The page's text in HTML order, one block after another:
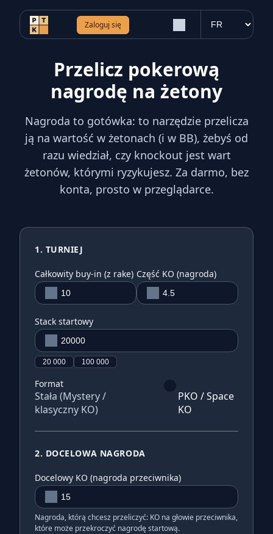
Zaloguj się
Przelicz pokerową
nagrodę na żetony
Nagroda to gotówka: to narzędzie przelicza
ją na wartość w żetonach (i w BB), żebyś od
razu wiedział, czy knockout jest wart
żetonów, którymi ryzykujesz. Za darmo, bez
konta, prosto w przeglądarce.
1. TURNIEJ
Całkowity buy-in (z rake) Część KO (nagroda)
Stack startowy
20 000 100 000
Format
Stała (Mystery /
klasyczny KO)
PKO / Space
KO
2. DOCELOWA NAGRODA
Docelowy KO (nagroda przeciwnika)
Nagroda, którą chcesz przeliczyć: KO na głowie przeciwnika,
które może przekroczyć nagrodę startową.